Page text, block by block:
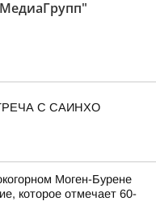
С САИНХО
Моген-Бурене
которое отмечает 60-